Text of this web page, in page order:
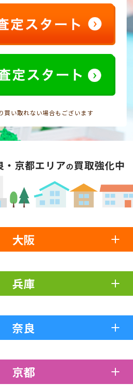
買い取れない場合もございます
京都エリアの買取強化中
大阪
兵庫
奈良
京都